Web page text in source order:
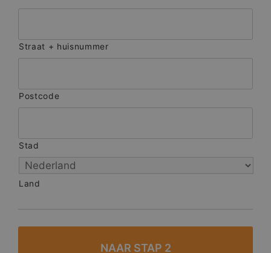
Straat + huisnummer
Postcode
Stad
Land